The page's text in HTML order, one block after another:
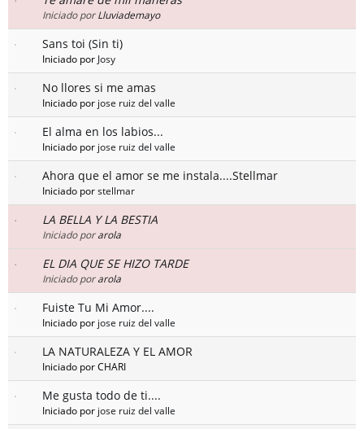
Iniciado porLluviademayo
Sans toi (Sin ti)
Iniciado por Josy
No llores si me amas
Iniciado por jose ruiz del valle
El alma en los labios...
Iniciado por jose ruiz del valle
Ahora que el amor se me instala....Stellmar
Iniciado porstellmar
LA BELLA Y LA BESTIA
Iniciado porarola
EL DIA QUE SE HIZO TARDE
Iniciado porarola
Fuiste Tu Mi Amor....
Iniciado por jose ruiz del valle
LA NATURALEZA Y EL AMOR
Iniciado por CHARI
Me gusta todo de ti....
Iniciado por jose ruiz del valle